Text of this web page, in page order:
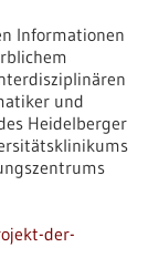
Informationen
und
Heidelberger
der-